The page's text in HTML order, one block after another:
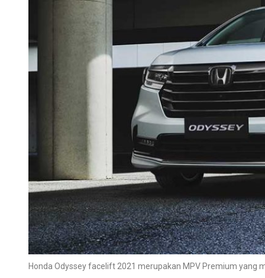
Honda Odyssey facelift 2021 merupakan MPV Premium yang